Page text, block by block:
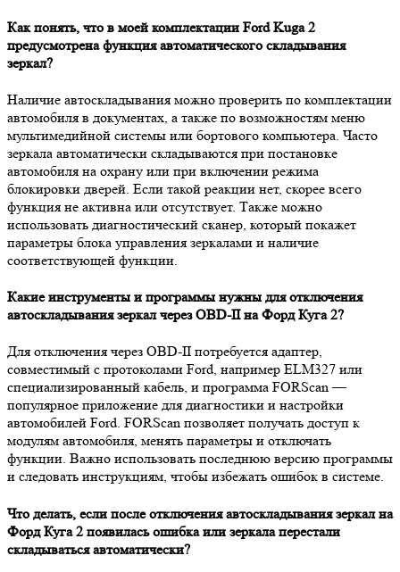
Как понять, что в моей комплектации Ford Kuga 2
предусмотрена функция автоматического складывания
зеркал?
Наличие автоскладывания можно проверить по комплектации
автомобиля в документах, а также по возможностям меню
мультимедийной системы или бортового компьютера. Часто
зеркала автоматически складываются при постановке
автомобиля на охрану или при включении режима
блокировки дверей. Если такой реакции нет, скорее всего
функция не активна или отсутствует. Также можно
использовать диагностический сканер, который покажет
параметры блока управления зеркалами и наличие
соответствующей функции.
Какие инструменты и программы нужны для отключения
автоскладывания зеркал через OBD-II на Форд Куга 2?
Для отключения через OBD-II потребуется адаптер,
совместимый с протоколами Ford, например ELM327 или
специализированный кабель, и программа FORScan —
популярное приложение для диагностики и настройки
автомобилей Ford. FORScan позволяет получать доступ к
модулям автомобиля, менять параметры и отключать
функции. Важно использовать последнюю версию программы
и следовать инструкциям, чтобы избежать ошибок в системе.
Что делать, если после отключения автоскладывания зеркал на
Форд Куга 2 появилась ошибка или зеркала перестали
складываться автоматически?